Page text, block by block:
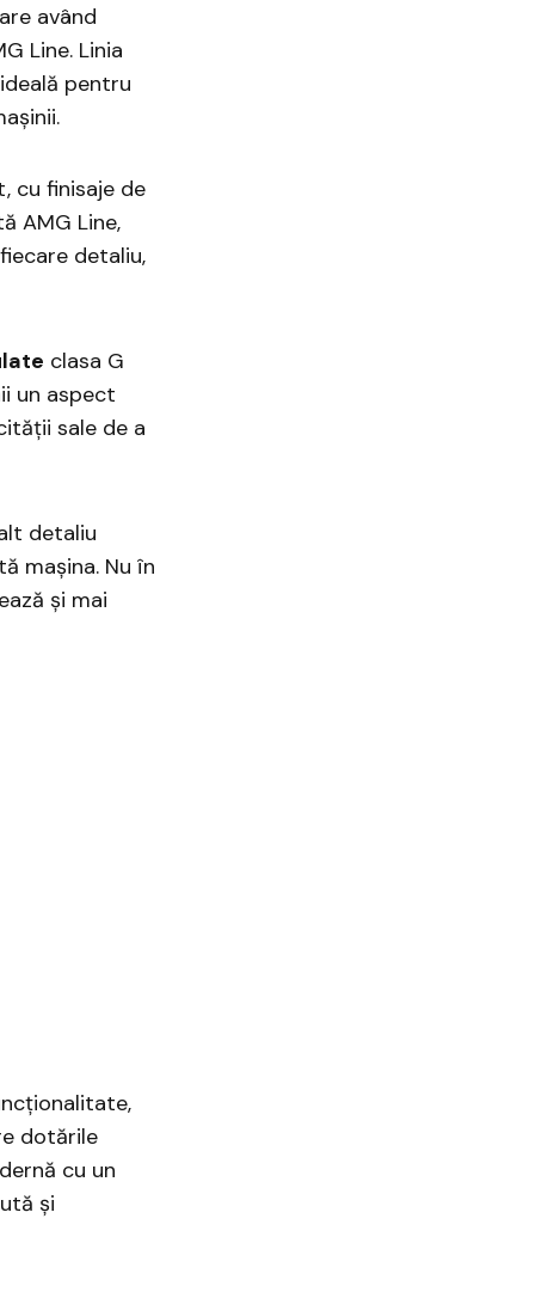
având
Line. Linia
pentru
cu finisaje de
AMG Line,
detaliu,
clasa G
un aspect
sale de a
detaliu
mașina. Nu în
și mai
dotările
cu un
și